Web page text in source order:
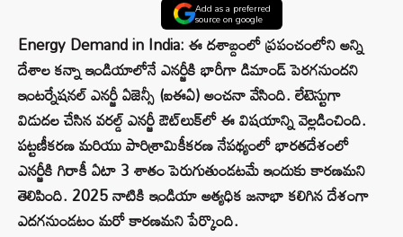
Add as a preferred
source on google
Energy Demand in India: ఈ దశాబ్దంలో ప్రపంచంలోని అన్ని
దేశాల కన్నా ఇండియాలోనే ఎనర్జీకి భారీగా డిమాండ్ పెరగనుందని
ఇంటర్నేషనల్ ఎనర్జీ ఏజెన్సీ (ఐఈఏ) అంచనా వేసింది. లేటెస్టుగా
విడుదల చేసిన వరల్డ్ ఎనర్జీ ఔట్‌లుక్‌లో ఈ విషయాన్ని వెల్లడించింది.
పట్టణీకరణ మరియు పారిశ్రామికీకరణ నేపథ్యంలో భారతదేశంలో
ఎనర్జీకి గిరాకీ ఏటా 3 శాతం పెరుగుతుండటమే ఇందుకు కారణమని
తెలిపింది. 2025 నాటికి ఇండియా అత్యధిక జనాభా కలిగిన దేశంగా
ఎదగనుండటం మరో కారణమని పేర్కొంది.